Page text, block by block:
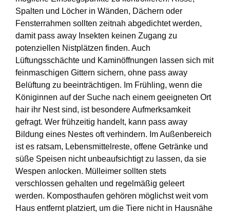
Spalten und Löcher in Wänden, Dächern oder
Fensterrahmen sollten zeitnah abgedichtet werden,
damit pass away Insekten keinen Zugang zu
potenziellen Nistplätzen finden. Auch
Lüftungsschächte und Kaminöffnungen lassen sich mit
feinmaschigen Gittern sichern, ohne pass away
Belüftung zu beeinträchtigen. Im Frühling, wenn die
Königinnen auf der Suche nach einem geeigneten Ort
hair ihr Nest sind, ist besondere Aufmerksamkeit
gefragt. Wer frühzeitig handelt, kann pass away
Bildung eines Nestes oft verhindern. Im Außenbereich
ist es ratsam, Lebensmittelreste, offene Getränke und
süße Speisen nicht unbeaufsichtigt zu lassen, da sie
Wespen anlocken. Mülleimer sollten stets
verschlossen gehalten und regelmäßig geleert
werden. Komposthaufen gehören möglichst weit vom
Haus entfernt platziert, um die Tiere nicht in Hausnähe